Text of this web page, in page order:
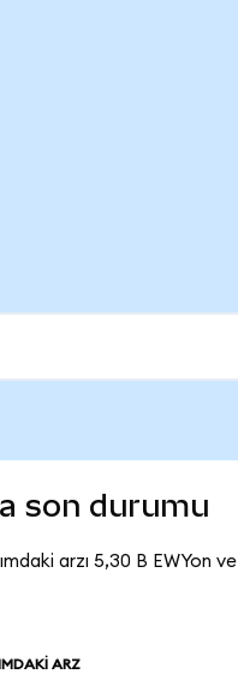
son durumu
arzı 5,30 B EWYon ve
ARZ